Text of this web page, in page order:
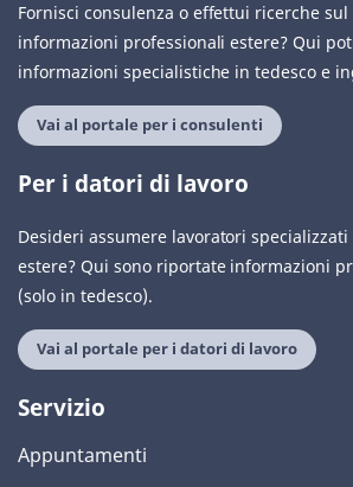
Fornisci consulenza o effettui ricerche
informazioni professionali estere? Qui
informazioni specialistiche in tedesco e
Vai al portale per i consulenti
Per i datori di lavoro
Desideri assumere lavoratori
estere? Qui sono riportate informazioni
(solo in tedesco).
Vai al portale per i datori di lavoro
Servizio
Appuntamenti